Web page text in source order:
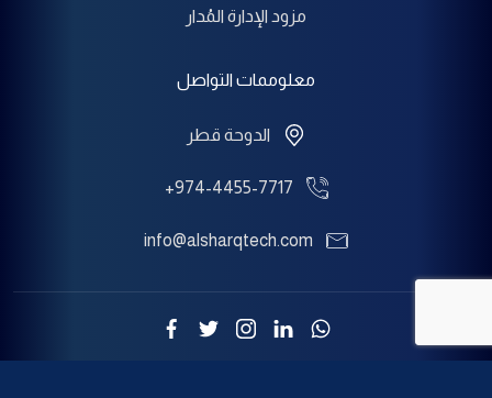
مزود الإدارة المُدار
معلوممات التواصل
الدوحة قطر
+974-4455-7717
info@alsharqtech.com